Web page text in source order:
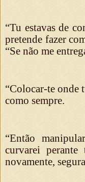
“Tu estavas de
pretende fazer
“Se não me
“Colocar-te onde
como sempre.
“Então
curvarei
novamente,